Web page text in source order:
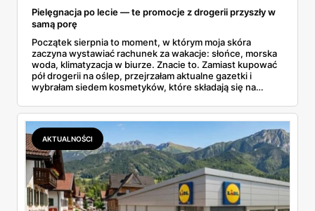
Pielęgnacja po lecie — te promocje z drogerii przyszły w
samą porę
Początek sierpnia to moment, w którym moja skóra
zaczyna wystawiać rachunek za wakacje: słońce, morska
woda, klimatyzacja w biurze. Znacie to. Zamiast kupować
pół drogerii na oślep, przejrzałam aktualne gazetki i
wybrałam siedem kosmetyków, które składają się na
dermokosmetyki Vichy. Wszystkie ceny sprawdziłam w
ofertach, terminy też.
AKTUALNOŚCI